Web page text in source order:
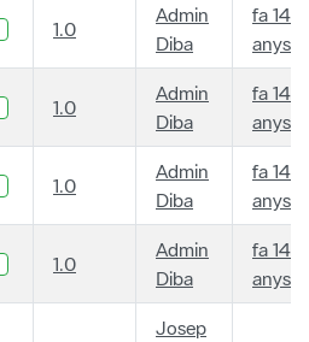
1.0
Admin
Diba
fa 14
anys
1.0
Admin
Diba
fa 14
anys
1.0
Admin
Diba
fa 14
anys
1.0
Admin
Diba
fa 14
anys
Josep